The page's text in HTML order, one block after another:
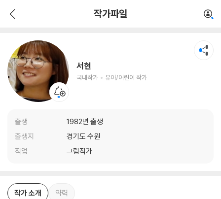
작가파일
서현
국내작가 유아/어린이 작가
출생
1982년 출생
출생지
경기도 수원
직업
그림작가
유아/어린이 작가
작가 소개 약력